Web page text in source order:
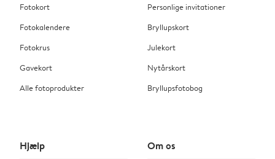
Fotokort
Fotokalendere
Fotokrus
Gavekort
Alle fotoprodukter
Personlige invitationer
Bryllupskort
Julekort
Nytårskort
Bryllupsfotobog
Hjælp Om os